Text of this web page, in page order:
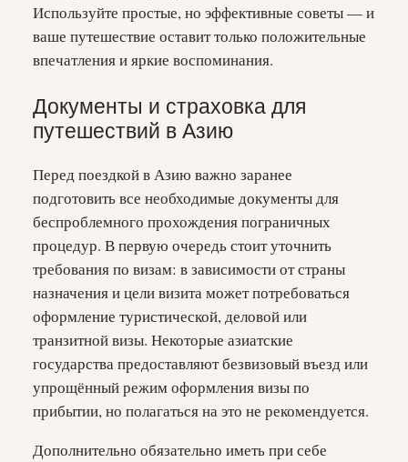
Используйте простые, но эффективные советы — и
ваше путешествие оставит только положительные
впечатления и яркие воспоминания.
Документы и страховка для
путешествий в Азию
Перед поездкой в Азию важно заранее
подготовить все необходимые документы для
беспроблемного прохождения пограничных
процедур. В первую очередь стоит уточнить
требования по визам: в зависимости от страны
назначения и цели визита может потребоваться
оформление туристической, деловой или
транзитной визы. Некоторые азиатские
государства предоставляют безвизовый въезд или
упрощённый режим оформления визы по
прибытии, но полагаться на это не рекомендуется.
Дополнительно обязательно иметь при себе